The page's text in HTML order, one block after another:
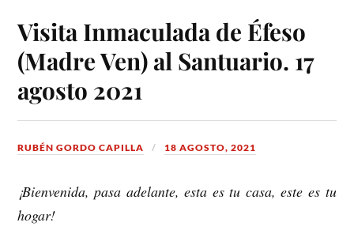
Visita Inmaculada de Éfeso
(Madre Ven) al Santuario. 17
agosto 2021
RUBÉN GORDO CAPILLA 18 AGOSTO, 2021
¡Bienvenida, pasa adelante, esta es tu casa, este es tu
hogar!